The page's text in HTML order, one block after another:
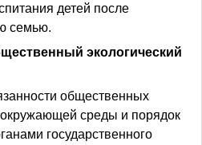
детей после
семью.
экологический
общественных
среды и порядок
государственного